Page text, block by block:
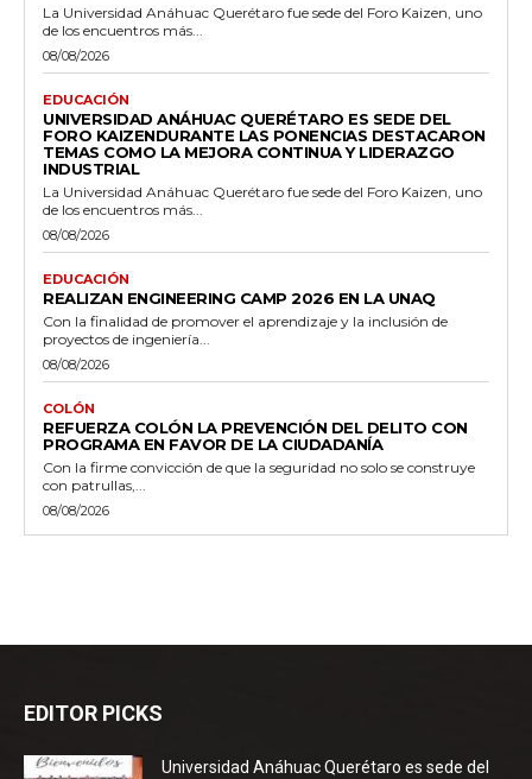
La Universidad Anáhuac Querétaro fue sede del Foro Kaizen, uno
de los encuentros más...
08/08/2026
EDUCACIÓN
UNIVERSIDAD ANÁHUAC QUERÉTARO ES SEDE DEL
FORO KAIZENDURANTE LAS PONENCIAS DESTACARON
TEMAS COMO LA MEJORA CONTINUA Y LIDERAZGO
INDUSTRIAL
La Universidad Anáhuac Querétaro fue sede del Foro Kaizen, uno
de los encuentros más...
08/08/2026
EDUCACIÓN
REALIZAN ENGINEERING CAMP 2026 EN LA UNAQ
Con la finalidad de promover el aprendizaje y la inclusión de
proyectos de ingeniería...
08/08/2026
COLÓN
REFUERZA COLÓN LA PREVENCIÓN DEL DELITO CON
PROGRAMA EN FAVOR DE LA CIUDADANÍA
Con la firme convicción de que la seguridad no solo se construye
con patrullas,...
08/08/2026
EDITOR PICKS
Universidad Anáhuac Querétaro es sede del